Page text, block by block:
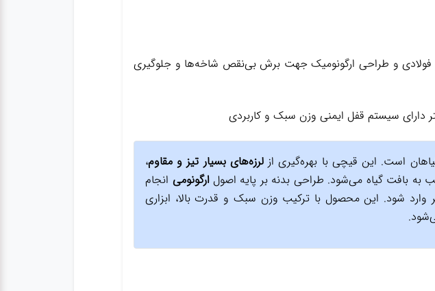
فولادی و طراحی ارگونومیک جهت برش بی‌نقص شاخه‌ها و جلوگیری
است. این قیچی با بهره‌گیری ازلرزه‌های بسیار تیز و مقاوم،
به بافت گیاه می‌شود. طراحی بدنه بر پایه اصولارگونومی انجام
شود. این محصول با ترکیب وزن سبک و قدرت بالا، ابزاری